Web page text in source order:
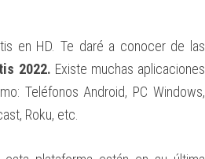
en HD. Te daré a conocer de las
2022. Existe muchas aplicaciones
Teléfonos Android, PC Windows,
Roku, etc.